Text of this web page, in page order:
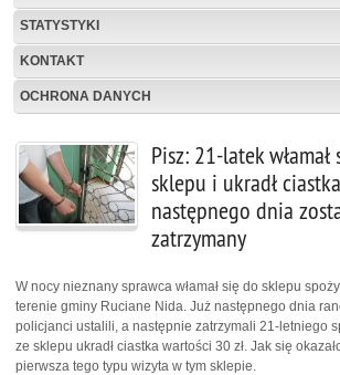
STATYSTYKI
KONTAKT
OCHRONA DANYCH
Pisz: 21-latek włamał
sklepu i ukradł
następnego dnia
zatrzymany
W nocy nieznany sprawca włamał się do sklepu
terenie gminy Ruciane Nida. Już następnego dnia
policjanci ustalili, a następnie zatrzymali 21-letniego
ze sklepu ukradł ciastka wartości 30 zł. Jak się
pierwsza tego typu wizyta w tym sklepie.